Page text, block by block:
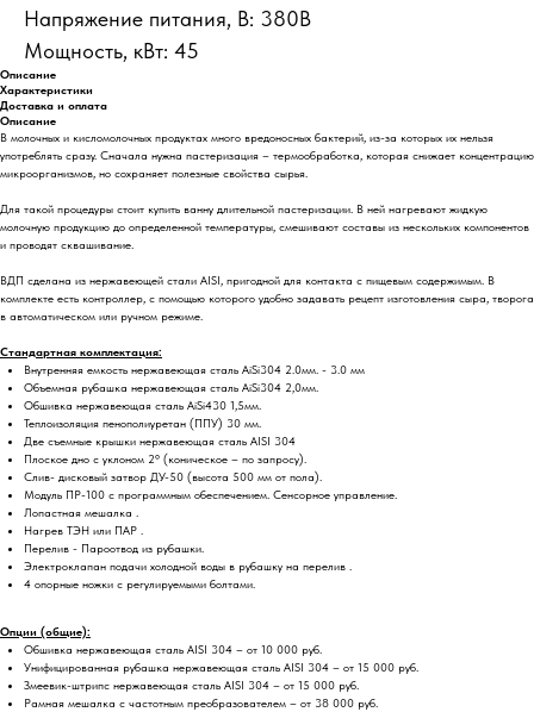
Напряжение питания, В: 380В
Мощность, кВт: 45
Описание
Характеристики
Доставка и оплата
Описание
В молочных и кисломолочных продуктах много вредоносных бактерий, из-за которых их нельзя
употреблять сразу. Сначала нужна пастеризация – термообработка, которая снижает концентрацию
микроорганизмов, но сохраняет полезные свойства сырья.
Для такой процедуры стоит купить ванну длительной пастеризации. В ней нагревают жидкую
молочную продукцию до определенной температуры, смешивают составы из нескольких компонентов
и проводят сквашивание.
ВДП сделана из нержавеющей стали AISI, пригодной для контакта с пищевым содержимым. В
комплекте есть контроллер, с помощью которого удобно задавать рецепт изготовления сыра, творога
в автоматическом или ручном режиме.
Стандартная комплектация:
Внутренняя емкость нержавеющая сталь AiSi304 2.0мм. - 3.0 мм
Объемная рубашка нержавеющая сталь AiSi304 2,0мм.
Обшивка нержавеющая сталь AiSi430 1,5мм.
Теплоизоляция пенополиуретан (ППУ) 30 мм.
Две съемные крышки нержавеющая сталь AISI 304
Плоское дно с уклоном 2° (коническое – по запросу).
Слив- дисковый затвор ДУ-50 (высота 500 мм от пола).
Модуль ПР-100 с программным обеспечением. Сенсорное управление.
Лопастная мешалка .
Нагрев ТЭН или ПАР .
Перелив - Пароотвод из рубашки.
Электроклапан подачи холодной воды в рубашку на перелив .
4 опорные ножки с регулируемыми болтами.
Опции (общие):
Обшивка нержавеющая сталь AISI 304 – от 10 000 руб.
Унифицированная рубашка нержавеющая сталь AISI 304 – от 15 000 руб.
Змеевик-штрипс нержавеющая сталь AISI 304 – от 15 000 руб.
Рамная мешалка с частотным преобразователем – от 38 000 руб.